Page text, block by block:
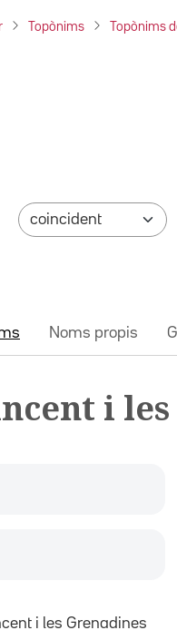
Topònims Topònims
Noms propis
i
i les Grenadines